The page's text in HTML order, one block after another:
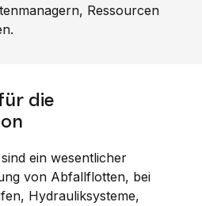
Ressourcen
die
ein wesentlicher
von Abfallflotten, bei
Hydrauliksysteme,